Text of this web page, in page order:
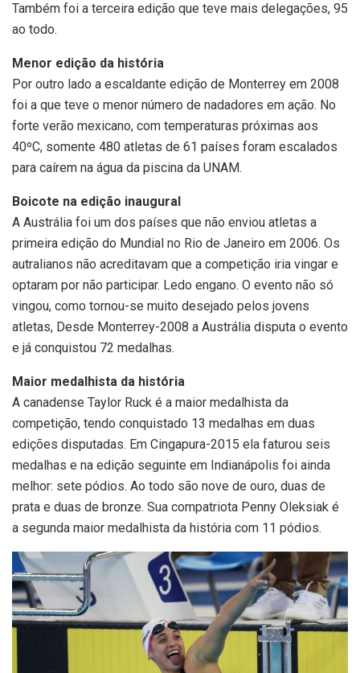
Também foi a terceira edição que teve mais delegações, 95
ao todo.
Menor edição da história
Por outro lado a escaldante edição de Monterrey em 2008
foi a que teve o menor número de nadadores em ação. No
forte verão mexicano, com temperaturas próximas aos
40ºC, somente 480 atletas de 61 países foram escalados
para caírem na água da piscina da UNAM.
Boicote na edição inaugural
A Austrália foi um dos países que não enviou atletas a
primeira edição do Mundial no Rio de Janeiro em 2006. Os
autralianos não acreditavam que a competição iria vingar e
optaram por não participar. Ledo engano. O evento não só
vingou, como tornou-se muito desejado pelos jovens
atletas, Desde Monterrey-2008 a Austrália disputa o evento
e já conquistou 72 medalhas.
Maior medalhista da história
A canadense Taylor Ruck é a maior medalhista da
competição, tendo conquistado 13 medalhas em duas
edições disputadas. Em Cingapura-2015 ela faturou seis
medalhas e na edição seguinte em Indianápolis foi ainda
melhor: sete pódios. Ao todo são nove de ouro, duas de
prata e duas de bronze. Sua compatriota Penny Oleksiak é
a segunda maior medalhista da história com 11 pódios.